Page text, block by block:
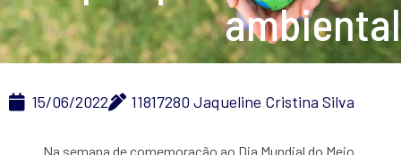
ambiental
15/06/2022 11817280 Jaqueline Cristina Silva
Na semana de comemoração ao Dia Mundial do Meio